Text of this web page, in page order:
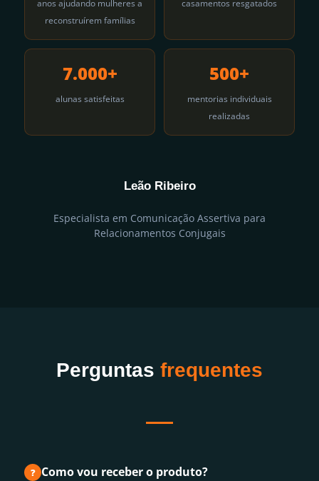
anos ajudando mulheres a
reconstruírem famílias
casamentos resgatados
7.000+
alunas satisfeitas
500+
mentorias individuais
realizadas
Leão Ribeiro
Especialista em Comunicação Assertiva para
Relacionamentos Conjugais
Perguntas frequentes
? Como vou receber o produto?